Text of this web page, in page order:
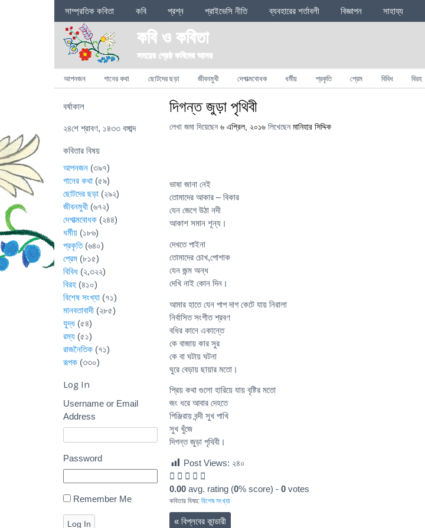
Sections
সাম্প্রতিক কবিতা কবি প্রশ্ন প্রাইভেসি নীতি ব্যবহারের শর্তাবলী বিজ্ঞাপন সাহায্য
কবি ও কবিতা
সময়ের শ্রেষ্ঠ কবিদের আসর
Categories
আপনজন গানের কথা ছোটদের ছড়া জীবনমুখী দেশাত্মবোধক ধর্মীয় প্রকৃতি প্রেম বিবিধ বিরহ
দিগন্ত জুড়া পৃথিবী
লেখা জমা দিয়েছেন ৬ এপ্রিল, ২০১৬ লিখেছেন মানিহার সিদ্দিক
ভাষা জানা নেই
তোমাদের আকার – বিকার
যেন জেগে উঠা নদী
আকাশ সমান শূন্য।
দেখতে পাইনা
তোমাদের চোখ,পোশাক
যেন জন্ম অন্ধ
দেখি নাই কোন দিন।
আমার হাতে যেন পাপ দাগ কেটে যায় নিরালা
নির্বাসিত সংগীত শ্রবণ
বধির কানে একান্তে
কে বাজায় কার সুর
কে বা ঘটায় ঘটনা
ঘুরে বেড়ায় ছায়ার মতো।
প্রিয় কথা গুলো হারিয়ে যায় বৃষ্টির মতো
জং ধরে আবার দেহতে
পিঞ্জিরায় বন্দী সুখ পাখি
সুখ খুঁজে
দিগন্ত জুড়া পৃথিবী।
Post Views: ২৪০
0.00 avg. rating (0% score) - 0 votes
কবিতার বিষয়: বিশেষ সংখ্যা
« বিপ্লবের কান্ডারী
বর্ষাকাল
২৪শে শ্রাবণ, ১৪৩৩ বঙ্গাব্দ
কবিতার বিষয়
আপনজন (৩৯৭)
গানের কথা (৫৯)
ছোটদের ছড়া (২৯২)
জীবনমুখী (৬৭২)
দেশাত্মবোধক (২৪৪)
ধর্মীয় (১৮৬)
প্রকৃতি(৬৪০)
প্রেম (৮১৫)
বিবিধ (২,৩২২)
বিরহ (৪১০)
বিশেষ সংখ্যা (৭১)
মানবতাবাদী (২৮৫)
যুদ্ধ (৫৪)
রম্য (৫১)
রাজনৈতিক (৭১)
রূপক (৩৩০)
Log In
Username or Email
Address
Password
Remember Me
Log In